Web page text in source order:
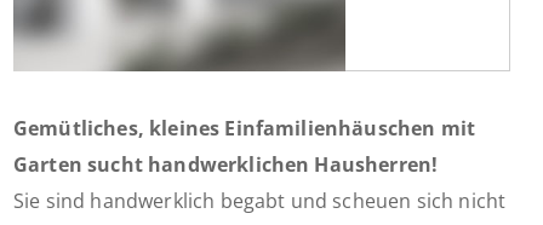
Gemütliches, kleines Einfamilienhäuschen mit
Garten sucht handwerklichen Hausherren!
Sie sind handwerklich begabt und scheuen sich nicht